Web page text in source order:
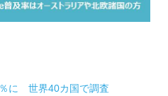
に 世界40カ国で調査